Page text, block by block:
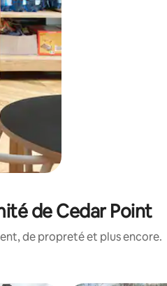
de Cedar Point
de propreté et plus encore.